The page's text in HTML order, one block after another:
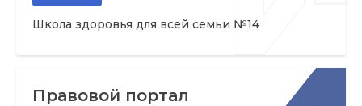
Школа здоровья для всей семьи №14
Правовой портал